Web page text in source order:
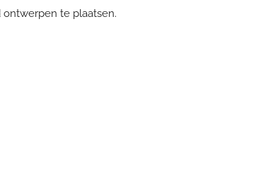
te plaatsen.